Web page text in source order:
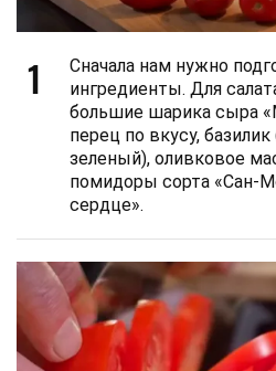
1
Сначала нам нужно
ингредиенты. Для
большие шарика сыра
перец по вкусу,
зеленый), оливковое
помидоры сорта «Сан-
сердце».